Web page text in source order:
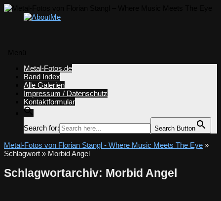
springen
Metal-Fotos.de
Band Index
Alle Galerien
Impressum / Datenschutz
Kontaktformular
Search for: Search Button
Metal-Fotos von Florian Stangl - Where Music Meets The Eye »
Schlagwort » Morbid Angel
Schlagwortarchiv: Morbid Angel